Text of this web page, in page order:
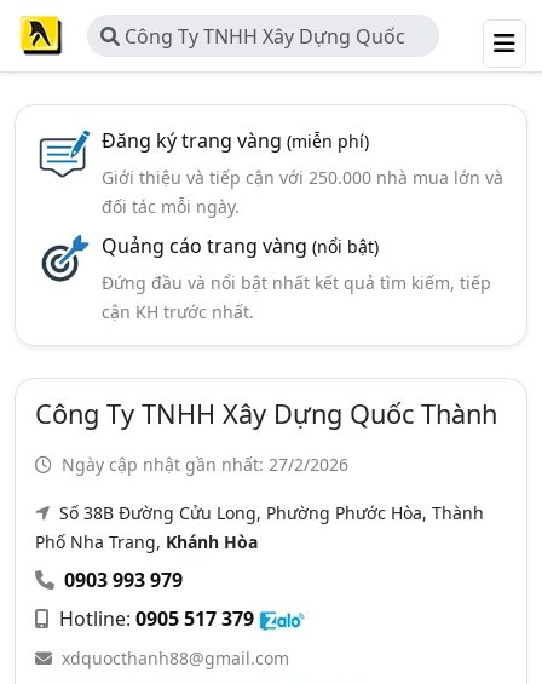
Công Ty TNHH Xây Dựng Quốc
Thành
Đăng ký trang vàng (miễn phí)
Giới thiệu và tiếp cận với 250.000 nhà mua lớn và
đối tác mỗi ngày.
Quảng cáo trang vàng (nổi bật)
Đứng đầu và nổi bật nhất kết quả tìm kiếm, tiếp
cận KH trước nhất.
Công Ty TNHH Xây Dựng Quốc Thành
Ngày cập nhật gần nhất: 27/2/2026
Số 38B Đường Cửu Long, Phường Phước Hòa, Thành
Phố Nha Trang, Khánh Hòa
0903 993 979
Hotline: 0905 517 379
xdquocthanh88@gmail.com